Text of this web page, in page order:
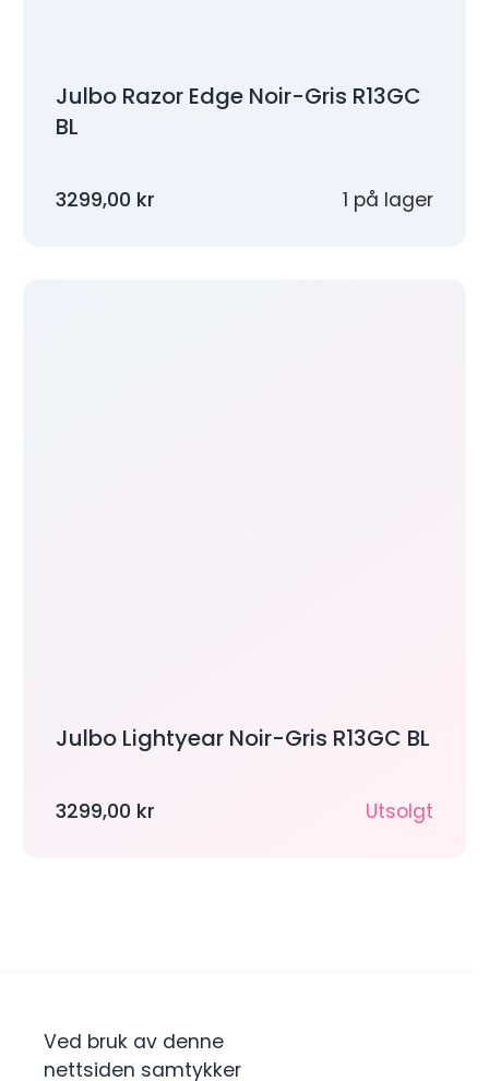
Julbo Razor Edge Noir-Gris R13GC
BL
3299,00 kr 1 på lager
Julbo Lightyear Noir-Gris R13GC BL
3299,00 kr Utsolgt
Ved bruk av denne
nettsiden samtykker